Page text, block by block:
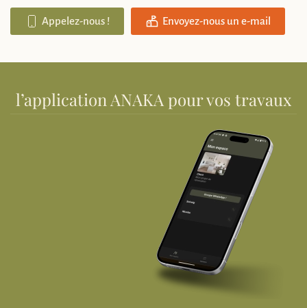
Appelez-nous ! Envoyez-nous un e-mail
l’application ANAKA pour vos travaux